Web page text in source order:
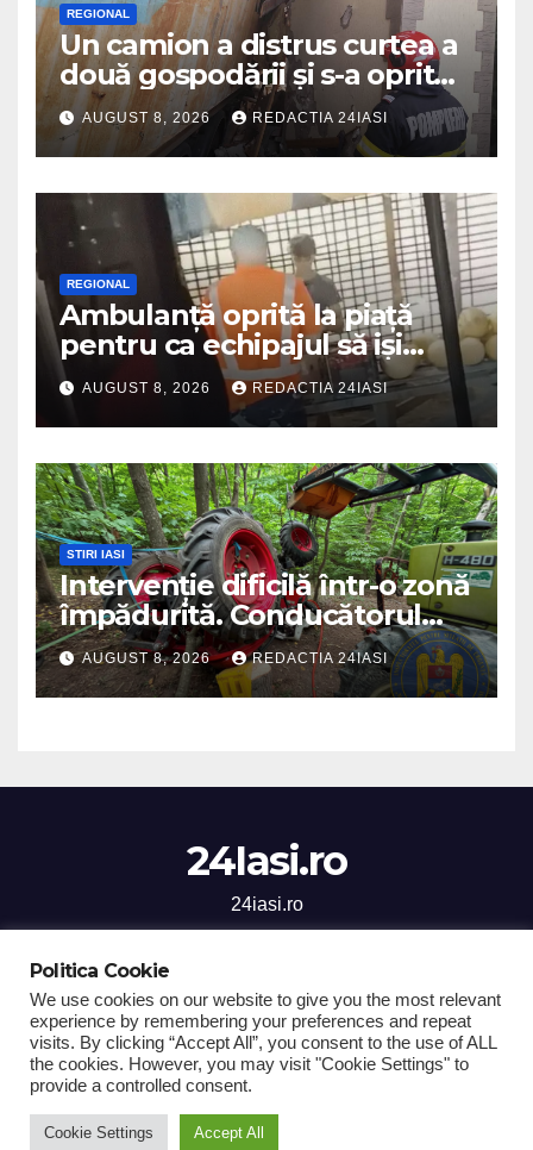
REGIONAL
Un camion a distrus curtea a
două gospodării și s-a oprit
intr-o locuință
AUGUST 8, 2026 REDACTIA 24IASI
REGIONAL
Ambulanță oprită la piață
pentru ca echipajul să iși
cumpere pepene și legume.
DSU a anuntat că va aplica
sancțiuni
AUGUST 8, 2026 REDACTIA 24IASI
STIRI IASI
Intervenție dificilă într-o zonă
împădurită. Conducătorul
unui tractor răsturnat, salvat
prin efortul comun al
echipajelor de intervenție
AUGUST 8, 2026 REDACTIA 24IASI
24Iasi.ro
24iasi.ro
Proudly powered by WordPress|Theme: Newsup byThemeansar
Home Stiri Iasi National
Economic Cultura
Politica Cookie
We use cookies on our website to give you the most relevant
experience by remembering your preferences and repeat
visits. By clicking “Accept All”, you consent to the use of ALL
the cookies. However, you may visit "Cookie Settings" to
provide a controlled consent.
Cookie Settings Accept All